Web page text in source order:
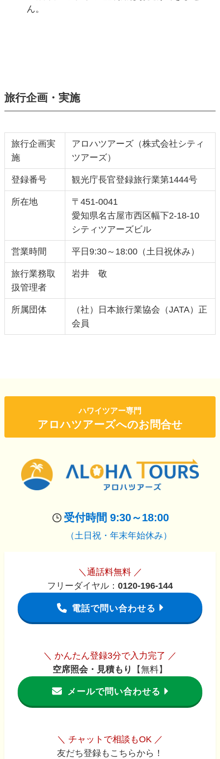
ん。
旅行企画・実施
旅行企画実
施
アロハツアーズ（株式会社シティ
ツアーズ）
登録番号 観光庁長官登録旅行業第1444号
所在地
〒451-0041
愛知県名古屋市西区幅下2-18-10
シティツアーズビル
営業時間 平日9:30～18:00（土日祝休み）
旅行業務取
扱管理者
岩井 敬
所属団体
（社）日本旅行業協会（JATA）正
会員
ハワイツアー専門
アロハツアーズへのお問合せ
受付時間 9:30～18:00
（土日祝・年末年始休み）
＼通話料無料 ／
フリーダイヤル： 0120-196-144
電話で問い合わせる
＼ かんたん登録3分で入力完了 ／
空席照会・見積もり
【無料】
メールで問い合わせる
＼ チャットで相談もOK ／
友だち登録もこちらから！